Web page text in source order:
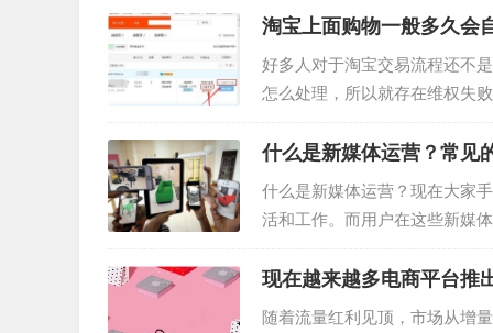
淘宝上面购物一般多久会
好多人对于淘宝交易流程还不
怎么处理，所以就存在维权失
环节详细再说下，希望对大家
什么是新媒体运营？常见
什么是新媒体运营？现在大家
活和工作。而用户在这些新媒
牌需要越来越多的新媒体运营
现在越来越多电商平台推
随着流量红利见顶，市场从增